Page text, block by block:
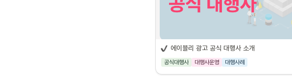
에이블리 광고 공식 대행사 소개
공식대행사 대행사운영 대행사례